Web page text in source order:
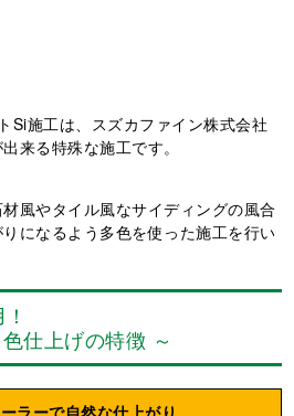
Si施工は、スズカファイン株式会社
来る特殊な施工です。
風やタイル風なサイディングの風合
になるよう多色を使った施工を行い
仕上げの特徴 ～
ラーで自然な仕上がり